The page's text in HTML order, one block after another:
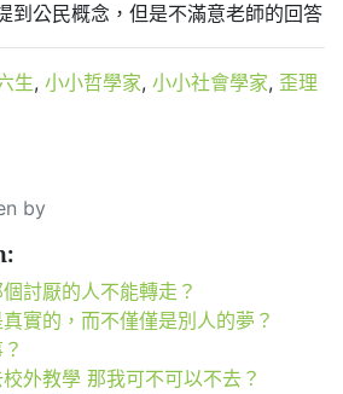
到公民概念，但是不滿意老師的回答
生, 小小哲學家, 小小社會學家, 歪理
by
討厭的人不能轉走？
實的，而不僅僅是別人的夢？
外教學 那我可不可以不去？